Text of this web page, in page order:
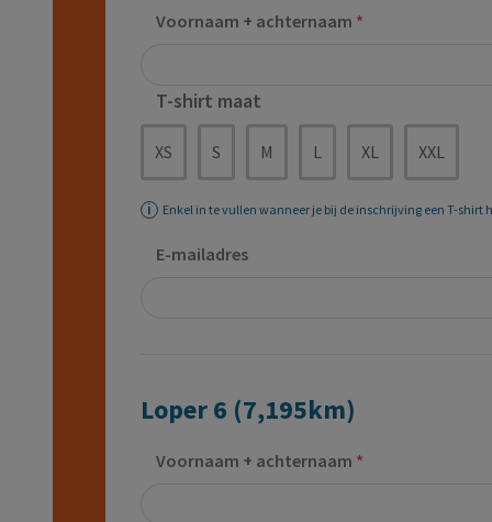
Voornaam + achternaam
T-shirt maat
XS S M L XL XXL
Enkel in te vullen wanneer je bij de inschrijving een T-shirt
E-mailadres
Loper 6 (7,195km)
Voornaam + achternaam